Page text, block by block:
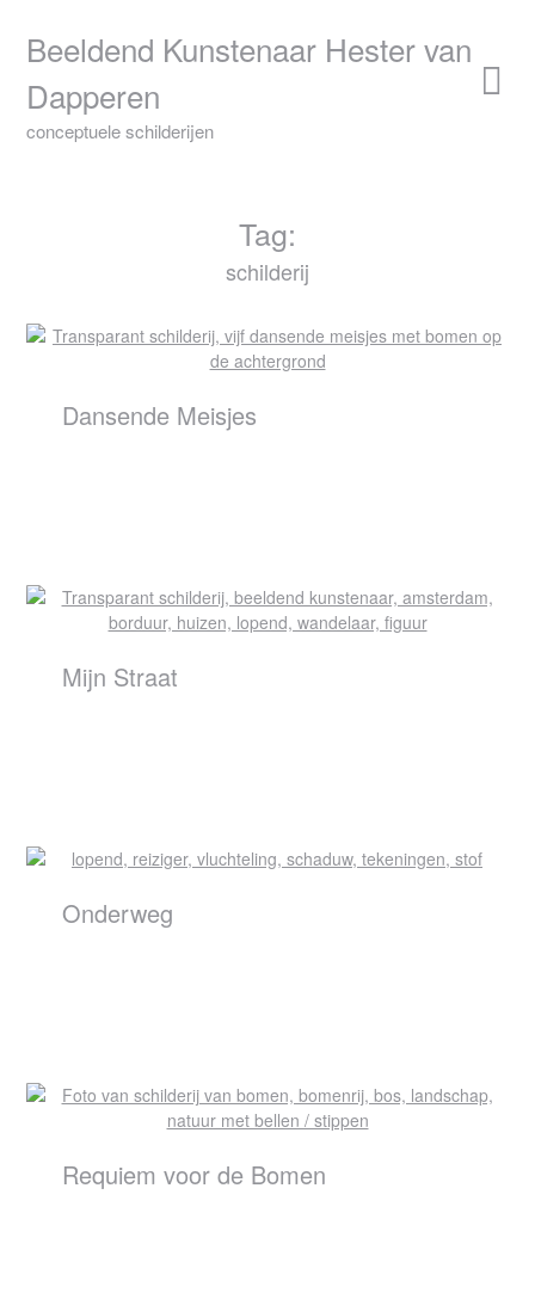
contentBeeldend Kunstenaar Hester van
Dapperen
conceptuele schilderijen
Tag:
schilderij
Dansende Meisjes
Mijn Straat
Onderweg
Requiem voor de Bomen